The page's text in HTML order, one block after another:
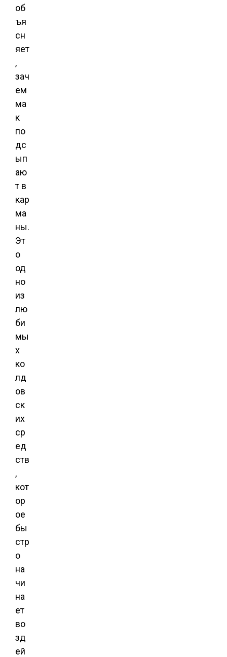
об
ъя
сн
яет
,
зач
ем
ма
к
по
дс
ып
аю
т в
кар
ма
ны.
Эт
о
од
но
из
лю
би
мы
х
ко
лд
ов
ск
их
ср
ед
ств
,
кот
ор
ое
бы
стр
о
на
чи
на
ет
во
зд
ей